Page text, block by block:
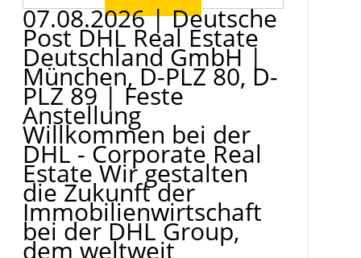
07.08.2026|Deutsche
Post DHL Real Estate
Deutschland GmbH|
München, D-PLZ 80, D-
PLZ 89|Feste
Anstellung
Willkommen bei der
DHL - Corporate Real
Estate Wir gestalten
die Zukunft der
Immobilienwirtschaft
bei der DHL Group,
dem weltweit